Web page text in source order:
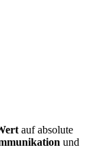
auf absolute
und